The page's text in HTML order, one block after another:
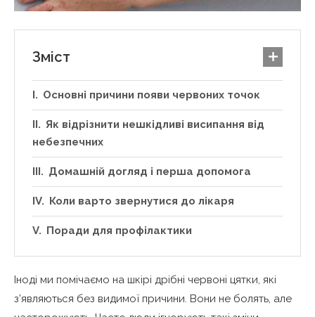
Зміст
Основні причини появи червоних точок
Як відрізнити нешкідливі висипання від
небезпечних
Домашній догляд і перша допомога
Коли варто звернутися до лікаря
Поради для профілактики
Іноді ми помічаємо на шкірі дрібні червоні цятки, які
з’являються без видимої причини. Вони не болять, але